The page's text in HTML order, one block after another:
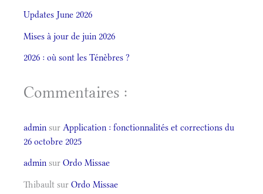
Updates June 2026
Mises à jour de juin 2026
2026 : où sont les Ténèbres ?
Commentaires :
admin sur Application : fonctionnalités et corrections du
26 octobre 2025
admin sur Ordo Missae
Thibault sur Ordo Missae